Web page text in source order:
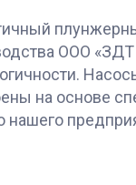
ООО «ЗДТ
на основе
нашего